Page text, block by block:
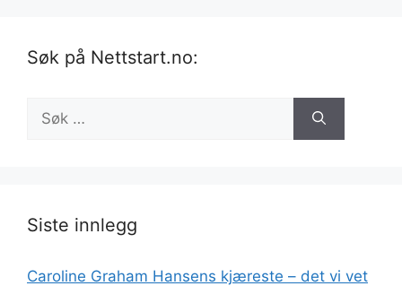
Søk på Nettstart.no:
etter:
Siste innlegg
Caroline Graham Hansens kjæreste – det vi vet